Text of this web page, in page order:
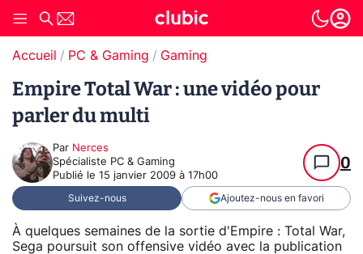
Accueil PC & Gaming Gaming
Empire Total War : une vidéo pour
parler du multi
Par Nerces
Spécialiste PC & Gaming
Publié le 15 janvier 2009 à 17h00
0
Suivez-nous Ajoutez-nous en favori
À quelques semaines de la sortie d'Empire : Total War,
Sega poursuit son offensive vidéo avec la publication